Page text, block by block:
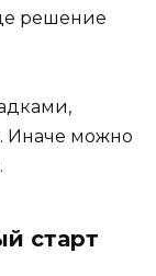
решение
Иначе можно
старт